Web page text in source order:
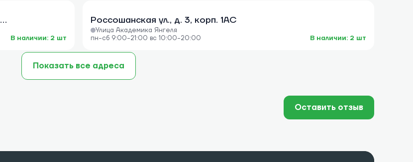
Мичуринский проспект, Олимпийская деревня, д. 4 корп. 2
В наличии: 2 шт
Россошанская ул., д. 3, корп. 1АС
Улица Академика Янгеля
пн-сб 9:00-21:00 вс 10:00-20:00
В наличии: 2 шт
Показать все адреса
Оставить отзыв